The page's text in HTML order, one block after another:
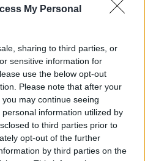
My Personal
sharing to third parties, or
sensitive information for
use the below opt-out
Please note that after your
may continue seeing
information utilized by
to third parties prior to
opt-out of the further
by third parties on the
bývanie presne podľa
všetko pre ich život i
známy problém. Dvaja
súkromia aj miesto pre